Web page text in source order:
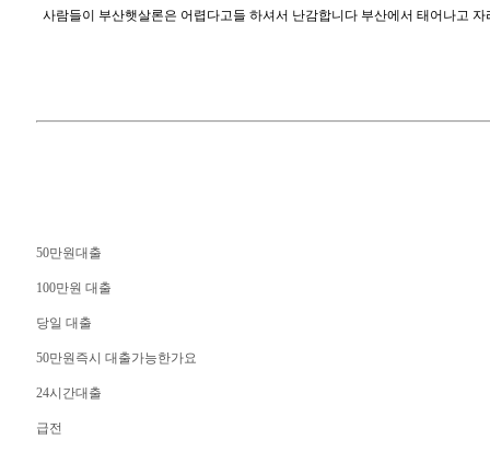
사람들이 부산햇살론은 어렵다고들 하셔서 난감합니다 부산에서 태어나고
50만원대출
100만원 대출
당일 대출
50만원즉시 대출가능한가요
24시간대출
급전